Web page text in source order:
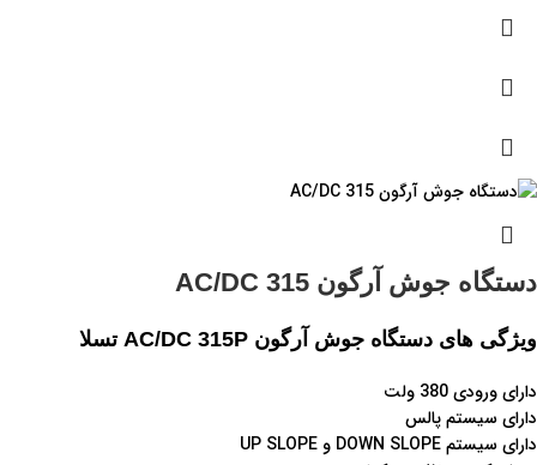
دستگاه جوش آرگون AC/DC 315
ویژگی های دستگاه جوش آرگون AC/DC 315P تسلا
دارای ورودی 380 ولت
دارای سیستم پالس
دارای سیستم DOWN SLOPE و UP SLOPE